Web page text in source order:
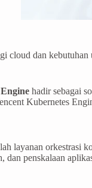
cloud dan
hadir sebagai
Kubernetes
layanan orkestrasi
dan penskalaan